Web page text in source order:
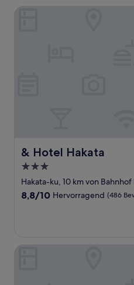
Bewertungen)
& Hotel Hakata
& Hotel Hakata
3.0-
Sterne-
Unterkunft
Hakata-ku, 10 km von
8.8
Bewertungen)
8,8/10 Hervorragend (486